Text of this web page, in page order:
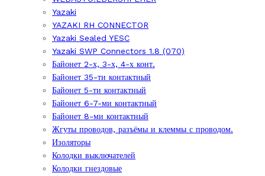
Yazaki
YAZAKI RH CONNECTOR
Yazaki Sealed YESC
Yazaki SWP Connectors 1.8 (070)
Байонет 2-х, 3-х, 4-х конт.
Байонет 35-ти контактный
Байонет 5-ти контактный
Байонет 6-7-ми контактный
Байонет 8-ми контактный
Жгуты проводов, разъёмы и клеммы с проводом.
Изоляторы
Колодки выключателей
Колодки гнездовые